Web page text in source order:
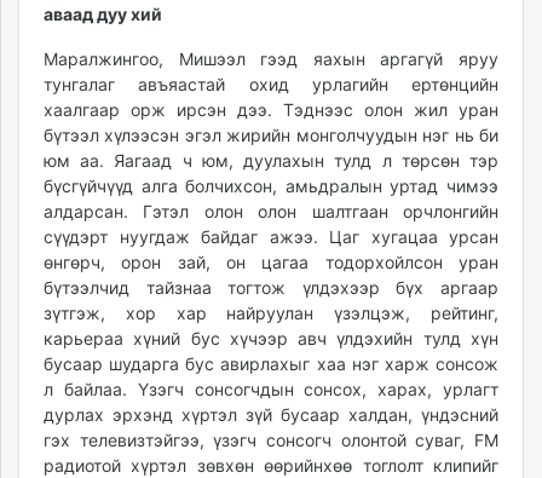
asu.mn
shuurhai.mn
unuudur.mn
isee.mn
mglradio.com
fact.mn
itoim.mn
tumen.mn
shuum.mn
times.mn
tvmongolia.mn
mass.mn
assa.mn
toim.mn
аваад дуу хий
Маралжингоо, Мишээл гээд яахын аргагүй яруу
тунгалаг авъяастай охид урлагийн ертөнцийн
хаалгаар орж ирсэн дээ. Тэднээс олон жил уран
бүтээл хүлээсэн эгэл жирийн монголчуудын нэг нь би
юм аа. Яагаад ч юм, дуулахын тулд л төрсөн тэр
бүсгүйчүүд алга болчихсон, амьдралын уртад чимээ
алдарсан. Гэтэл олон олон шалтгаан орчлонгийн
сүүдэрт нуугдаж байдаг ажээ. Цаг хугацаа урсан
өнгөрч, орон зай, он цагаа тодорхойлсон уран
бүтээлчид тайзнаа тогтож үлдэхээр бүх аргаар
зүтгэж, хор хар найруулан үзэлцэж, рейтинг,
карьераа хүний бус хүчээр авч үлдэхийн тулд хүн
бусаар шударга бус авирлахыг хаа нэг харж сонсож
л байлаа. Үзэгч сонсогчдын сонсох, харах, урлагт
дурлах эрхэнд хүртэл зүй бусаар халдан, үндэсний
гэх телевизтэйгээ, үзэгч сонсогч олонтой суваг, FM
радиотой хүртэл зөвхөн өөрийнхөө тоглолт клипийг